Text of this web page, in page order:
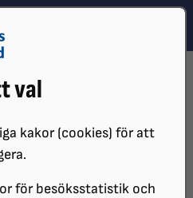
val
kakor (cookies) för att
för besöksstatistik och
OM SRF ÖREBRO